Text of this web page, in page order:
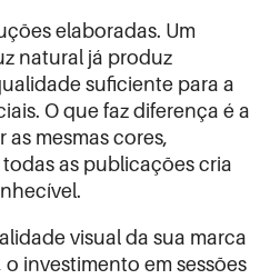
elaboradas. Um
natural já produz
suficiente para a
O que faz diferença é a
as mesmas cores,
as publicações cria
visual da sua marca
o investimento em sessões